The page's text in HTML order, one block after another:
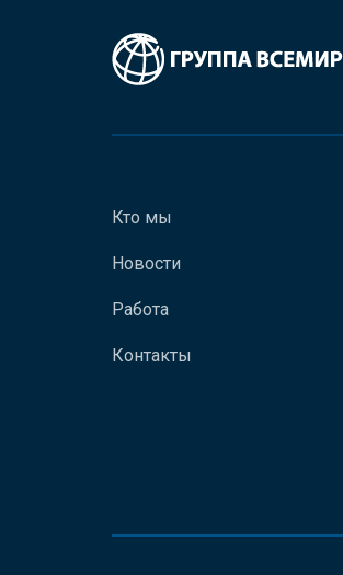
Кто мы
Новости
Работа
Контакты